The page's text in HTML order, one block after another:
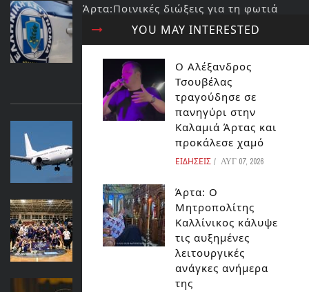
YOU MAY INTERESTED
Ο Αλέξανδρος
Τσουβέλας
τραγούδησε σε
πανηγύρι στην
Καλαμιά Άρτας και
προκάλεσε χαμό
ΕΙΔΗΣΕΙΣ ΑΥΓ 07, 2026
Άρτα: Ο
Μητροπολίτης
Καλλίνικος κάλυψε
τις αυξημένες
λειτουργικές
ανάγκες ανήμερα
της
Άρτα:Ποινικές διώξεις για τη φωτιά
στο ΚΥΤ Αράχθου Στον εισαγγελέα ο
διευθυντής και ο τεχνικός ασφαλείας
ΔΙΑΒΑΣΤΕ ΕΠΙΣΗΣ...
ΔΕΝ ΣΤΗΡΙΖΕΙ ΤΟ ΑΕΡΟΔΡΟΜΙΟ
ΙΩΑΝΝΙΝΩΝ Ο ΕΟΤ
Η Άρτα φιλοξένησε με επιτυχία το
UNICEF Trophy 2025
ΕΙΔΗΣΕΙΣ
ΠΟΤΕ ΑΛΛΑΖΕΙ Η ΩΡΑ ΣΤΑ ΡΟΛΟΓΙΑ